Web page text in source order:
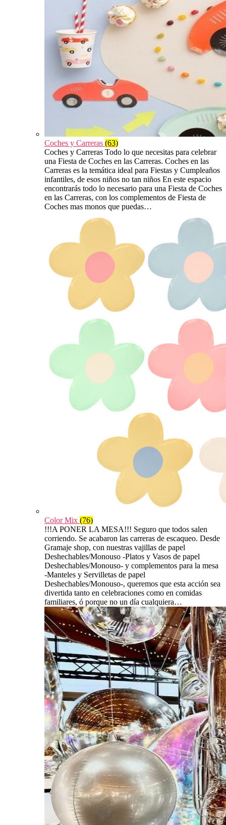
Coches y Carreras (63)
Coches y Carreras Todo lo que necesitas para celebrar
una Fiesta de Coches en las Carreras. Coches en las
Carreras es la temática ideal para Fiestas y Cumpleaños
infantiles, de esos niños no tan niños En este espacio
encontrarás todo lo necesario para una Fiesta de Coches
en las Carreras, con los complementos de Fiesta de
Coches mas monos que puedas…
Color Mix (76)
!!!A PONER LA MESA!!! Seguro que todos salen
corriendo. Se acabaron las carreras de escaqueo. Desde
Gramaje shop, con nuestras vajillas de papel
Deshechables/Monouso -Platos y Vasos de papel
Deshechables/Monouso- y complementos para la mesa
-Manteles y Servilletas de papel
Deshechables/Monouso-, queremos que esta acción sea
divertida tanto en celebraciones como en comidas
familiares, ó porque no un día cualquiera…